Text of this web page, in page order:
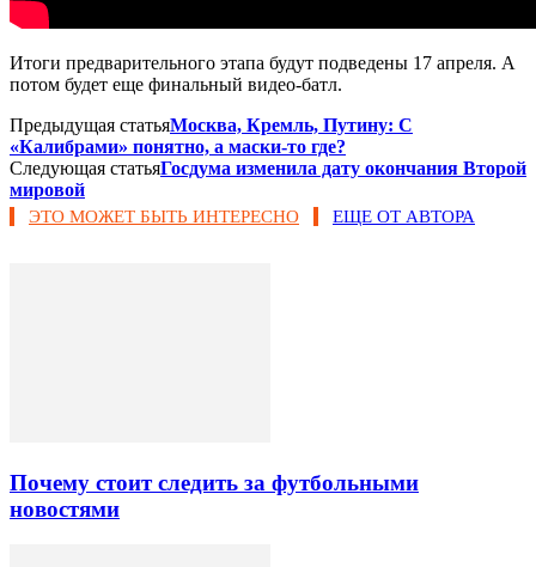
Итоги предварительного этапа будут подведены 17 апреля. А
потом будет еще финальный видео-батл.
Предыдущая статьяМосква, Кремль, Путину: С
«Калибрами» понятно, а маски-то где?
Следующая статьяГосдума изменила дату окончания Второй
мировой
ЭТО МОЖЕТ БЫТЬ ИНТЕРЕСНО ЕЩЕ ОТ АВТОРА
Почему стоит следить за футбольными
новостями